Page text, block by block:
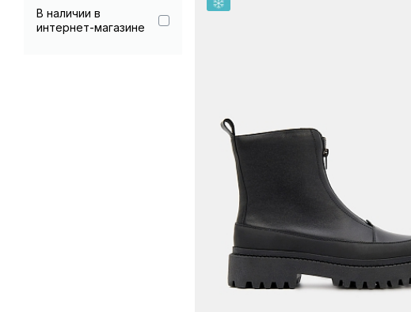
В наличии в
интернет-магазине